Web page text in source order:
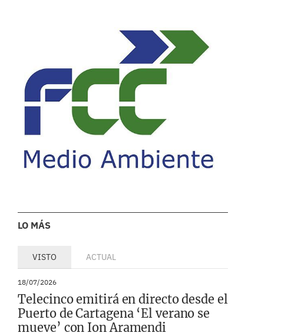
LO MÁS
VISTO ACTUAL
18/07/2026
Telecinco emitirá en directo desde el
Puerto de Cartagena ‘El verano se
mueve’ con Ion Aramendi